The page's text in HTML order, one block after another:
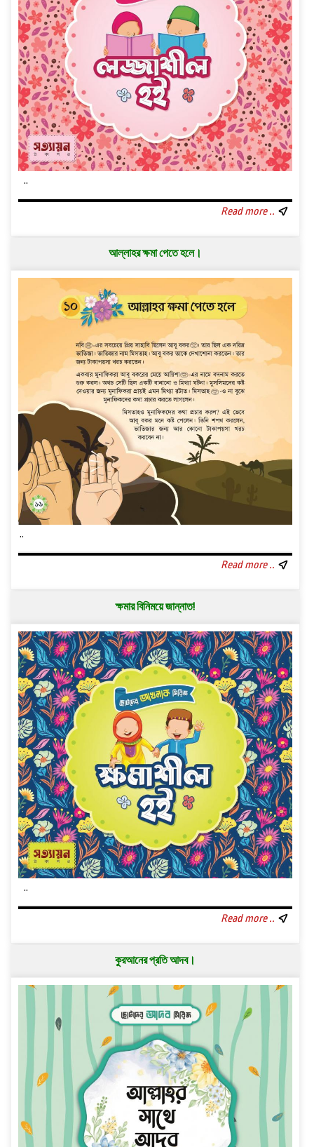
..
Read more ..
আল্লাহর ক্ষমা পেতে হলে।
..
Read more ..
ক্ষমার বিনিময়ে জান্নাত!
..
Read more ..
কুরআনের প্রতি আদব।